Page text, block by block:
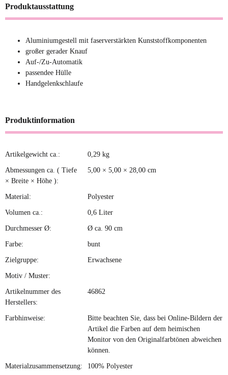
Produktausstattung
Aluminiumgestell mit faserverstärkten Kunststoffkomponenten
großer gerader Knauf
Auf-/Zu-Automatik
passendee Hülle
Handgelenkschlaufe
Produktinformation
Produkteigenschaft
Wert
Artikelgewicht ca.: 0,29 kg
Abmessungen ca. ( Tiefe
× Breite × Höhe ):
5,00 × 5,00 × 28,00 cm
Material: Polyester
Volumen ca.: 0,6 Liter
Durchmesser Ø: Ø ca. 90 cm
Farbe: bunt
Zielgruppe: Erwachsene
Motiv / Muster:
Artikelnummer des
Herstellers:
46862
Farbhinweise:
Bitte beachten Sie, dass bei Online-Bildern der
Artikel die Farben auf dem heimischen
Monitor von den Originalfarbtönen abweichen
können.
Materialzusammensetzung: 100% Polyester